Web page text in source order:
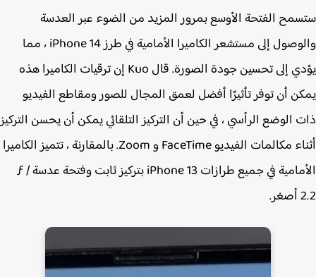
الفتحة الأوسع بمرور المزيد من الضوء عبر العدسة
والوصول إلى مستشعر الكاميرا الأمامية في طرز iPhone 14‌ ، مما
يؤدي إلى تحسين جودة الصورة. قال Kuo إن ترقيات الكاميرا هذه
أن توفر تأثيرًا أفضل لعمق المجال للصور ومقاطع الفيديو
الوضع الرأسي ، في حين أن التركيز التلقائي يمكن أن يحسن التركيز
أثناء مكالمات الفيديو FaceTime و Zoom. بالمقارنة ، تتميز الكاميرا
الأمامية في جميع طرازات iPhone 13 بتركيز ثابت وفتحة عدسة ƒ /